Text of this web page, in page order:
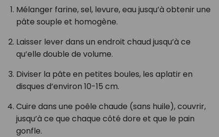
Mélanger farine, sel, levure, eau jusqu’à obtenir une
pâte souple et homogène.
Laisser lever dans un endroit chaud jusqu’à ce
qu’elle double de volume.
Diviser la pâte en petites boules, les aplatir en
disques d’environ 10-15 cm.
Cuire dans une poêle chaude (sans huile), couvrir,
jusqu’à ce que chaque côté dore et que le pain
gonfle.